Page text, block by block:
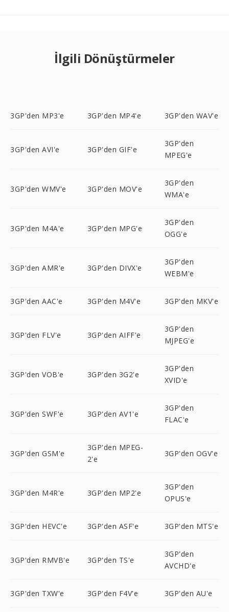
İlgili Dönüştürmeler
3GP'den MP3'e 3GP'den MP4'e 3GP'den WAV'e
3GP'den AVI'e 3GP'den GIF'e
3GP'den
MPEG'e
3GP'den WMV'e 3GP'den MOV'e
3GP'den
WMA'e
3GP'den M4A'e 3GP'den MPG'e
3GP'den
OGG'e
3GP'den AMR'e 3GP'den DIVX'e
3GP'den
WEBM'e
3GP'den AAC'e 3GP'den M4V'e 3GP'den MKV'e
3GP'den FLV'e 3GP'den AIFF'e
3GP'den
MJPEG'e
3GP'den VOB'e 3GP'den 3G2'e
3GP'den
XVID'e
3GP'den SWF'e 3GP'den AV1'e
3GP'den
FLAC'e
3GP'den GSM'e
3GP'den MPEG-
2'e
3GP'den OGV'e
3GP'den M4R'e 3GP'den MP2'e
3GP'den
OPUS'e
3GP'den HEVC'e 3GP'den ASF'e 3GP'den MTS'e
3GP'den RMVB'e 3GP'den TS'e
3GP'den
AVCHD'e
3GP'den TXW'e 3GP'den F4V'e 3GP'den AU'e